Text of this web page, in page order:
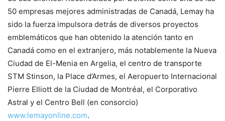
50 empresas mejores administradas de Canadá, Lemay ha
sido la fuerza impulsora detrás de diversos proyectos
emblemáticos que han obtenido la atención tanto en
Canadá como en el extranjero, más notablemente la Nueva
Ciudad de El-Menia en Argelia, el centro de transporte
STM Stinson, la Place d’Armes, el Aeropuerto Internacional
Pierre Elliott de la Ciudad de Montréal, el Corporativo
Astral y el Centro Bell (en consorcio)
www.lemayonline.com.